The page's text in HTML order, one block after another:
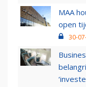
MAA
open
30-